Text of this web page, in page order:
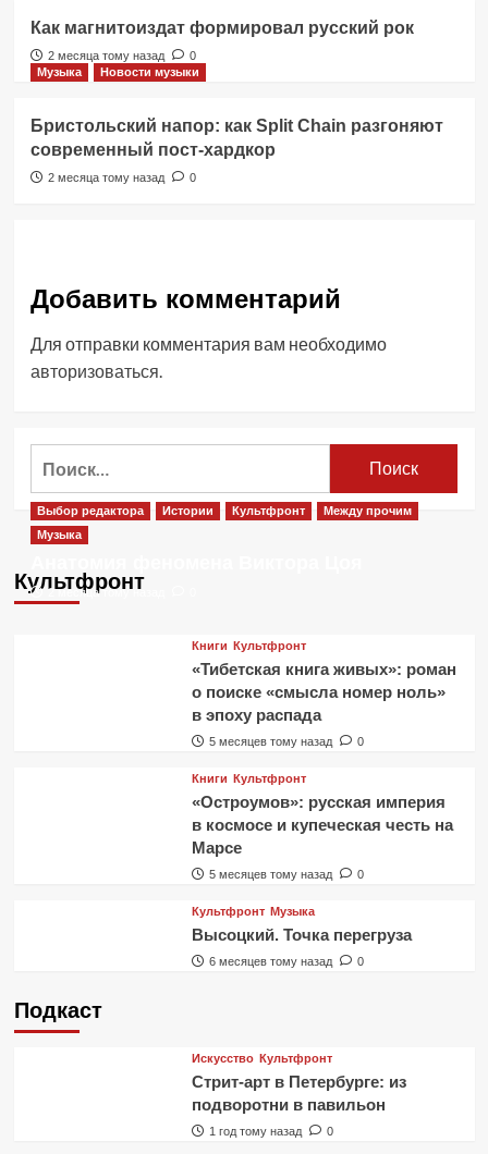
Как магнитоиздат формировал русский рок
2 месяца тому назад
0
Музыка
Новости музыки
Бристольский напор: как Split Chain разгоняют
современный пост-хардкор
2 месяца тому назад 0
Добавить комментарий
Для отправки комментария вам необходимо
авторизоваться.
Культфронт
Выбор редактора Истории Культфронт
Между прочим
Музыка
2 месяца тому назад
Книги Культфронт
«Тибетская книга живых»: роман
о поиске «смысла номер ноль»
в эпоху распада
5 месяцев тому назад 0
Книги Культфронт
«Остроумов»: русская империя
в космосе и купеческая честь на
Марсе
5 месяцев тому назад 0
Культфронт Музыка
Высоцкий. Точка перегруза
6 месяцев тому назад 0
Подкаст
Искусство Культфронт
Стрит-арт в Петербурге: из
подворотни в павильон
1 год тому назад 0